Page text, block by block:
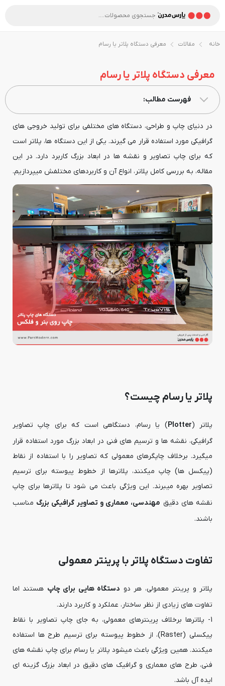
خانه مقالات معرفی دستگاه پلاتر یا رسام
معرفی دستگاه پلاتر یا رسام
فهرست مطالب:
در دنیای چاپ و طراحی، دستگاه های مختلفی برای تولید خروجی های
گرافیکی مورد استفاده قرار می گیرند. یکی از این دستگاه ها، پلاتر است
که برای چاپ تصاویر و نقشه ها در ابعاد بزرگ کاربرد دارد. در این
مقاله، به بررسی کامل پلاتر، انواع آن و کاربردهای مختلفش میپردازیم.
پلاتر یا رسام چیست؟
پلاتر (Plotter) یا رسام، دستگاهی است که برای چاپ تصاویر
گرافیکی، نقشه ها و ترسیم های فنی در ابعاد بزرگ مورد استفاده قرار
میگیرد. برخلاف چاپگرهای معمولی که تصاویر را با استفاده از نقاط
(پیکسل ها) چاپ میکنند، پلاترها از خطوط پیوسته برای ترسیم
تصاویر بهره میبرند. این ویژگی باعث می شود تا پلاترها برای چاپ
نقشه های دقیق مهندسی، معماری و تصاویر گرافیکی بزرگ مناسب
باشند.
تفاوت دستگاه پلاتر با پرینتر معمولی
پلاتر و پرینتر معمولی، هر دو دستگاه هایی برای چاپ هستند اما
تفاوت های زیادی از نظر ساختار، عملکرد و کاربرد دارند.
1- پلاترها برخلاف پرینترهای معمولی، به جای چاپ تصاویر با نقاط
پیکسلی (Raster)، از خطوط پیوسته برای ترسیم طرح ها استفاده
میکنند. همین ویژگی باعث میشود پلاتر یا رسام برای چاپ نقشه های
فنی، طرح های معماری و گرافیک های دقیق در ابعاد بزرگ گزینه ای
ایده آل باشد.